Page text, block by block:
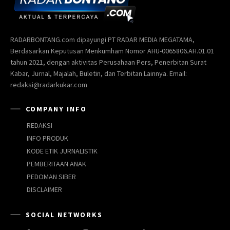
RADARBONTANG.com dipayungi PT RADAR MEDIA MEGATAMA,
Berdasarkan Keputusan Menkumham Nomor AHU-0065806.AH.01.01
tahun 2021, dengan aktivitas Perusahaan Pers, Penerbitan Surat
Kabar, Jurnal, Majalah, Buletin, dan Terbitan Lainnya. Email:
redaksi@radarkukar.com
COMPANY INFO
REDAKSI
INFO PRODUK
KODE ETIK JURNALISTIK
PEMBERITAAN ANAK
PEDOMAN SIBER
DISCLAIMER
SOCIAL NETWORKS